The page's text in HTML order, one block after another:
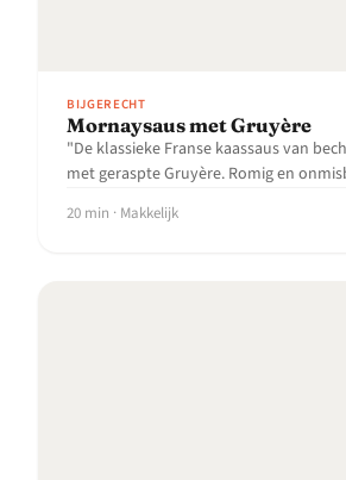
BIJGERECHT
Mornaysaus met Gruyère
"De klassieke Franse kaassaus van
met geraspte Gruyère. Romig en
20 min · Makkelijk